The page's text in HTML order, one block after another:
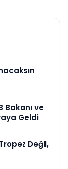
Bakanı ve
Geldi
Değil,